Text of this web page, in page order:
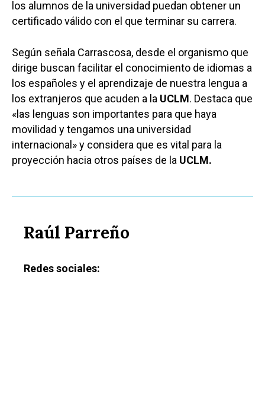
los alumnos de la universidad puedan obtener un
certificado válido con el que terminar su carrera.
Según señala Carrascosa, desde el organismo que
dirige buscan facilitar el conocimiento de idiomas a
los españoles y el aprendizaje de nuestra lengua a
los extranjeros que acuden a la UCLM. Destaca que
«las lenguas son importantes para que haya
movilidad y tengamos una universidad
internacional» y considera que es vital para la
proyección hacia otros países de la UCLM.
Raúl Parreño
Redes sociales:
Toledo
Albacete
Cuenca
Guadalajara
Talavera
Sanidad
Economía
Educación
Cultura
Deportes
Sucesos
Medio Ambiente
Planeta Rural